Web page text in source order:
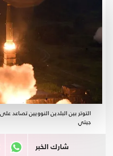
التوتر بين البلدين النوويين
جيتي
شارك الخبر